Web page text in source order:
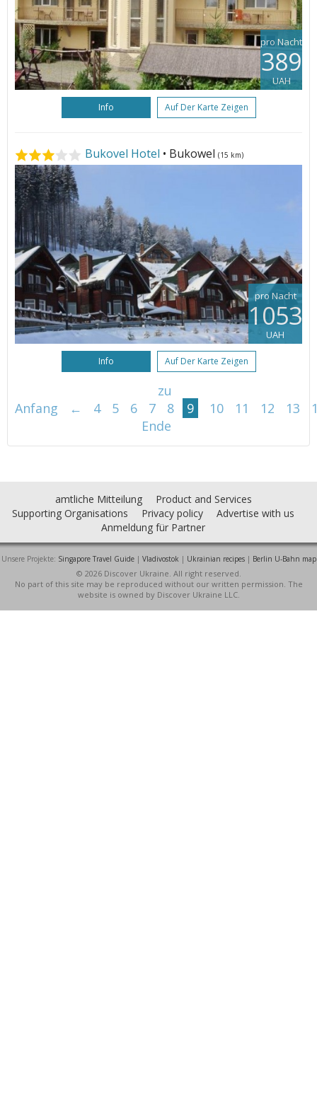
pro Nacht
389
UAH
Info Auf Der Karte Zeigen
Bukovel Hotel • Bukowel (15 km)
pro Nacht
1053
UAH
Info Auf Der Karte Zeigen
zu
Anfang
← 4 5 6 7 8 9 10 11 12 13
Ende
amtliche Mitteilung
Product and Services
Supporting Organisations
Privacy policy
Advertise with us
Anmeldung für Partner
Unsere Projekte: Singapore Travel Guide| Vladivostok | Ukrainian recipes| Berlin U-Bahn map
© 2026 Discover Ukraine. All right reserved.
No part of this site may be reproduced without our written permission. The
website is owned by Discover Ukraine LLC.